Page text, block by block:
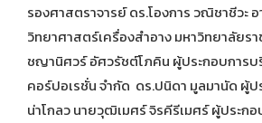
รองศาสตราจารย์ ดร.โองการ วณิชาชีวะ
วิทยาศาสตร์เครื่องสำอาง มหาวิทยาลัยร
ชญานิศวร์ อัศวรัชต์โภคิน ผู้ประกอบการบ
คอร์ปอเรชั่น จำกัด ดร.ปนิดา มูลมานัด ผู้ป
น่าโกลว นายวุฒิเมศร์ จิรคีรีเมศร์ ผู้ประกอ